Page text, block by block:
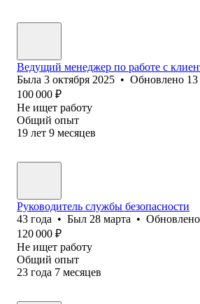
Ведущий менеджер по работе с
Была 3 октября 2025 • Обновлено 13
100 000 ₽
Не ищет работу
Общий опыт
19 лет 9 месяцев
Руководитель службы безопасности
43 года • Был 28 марта • Обновлено
120 000 ₽
Не ищет работу
Общий опыт
23 года 7 месяцев